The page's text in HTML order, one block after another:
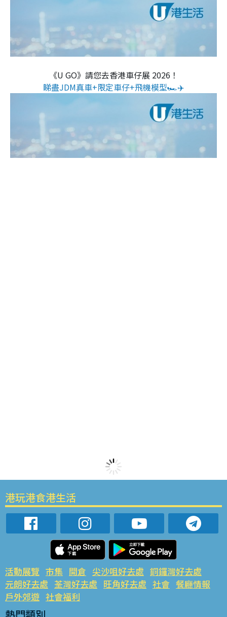
《U GO》請您去香港車仔展 2026！
睇盡JDM真車+限定車仔+飛機模型🏎️✈️
港玩港食港生活
活動展覽 市集 開倉 尖沙咀好去處 銅鑼灣好去處
元朗好去處 荃灣好去處 旺角好去處 社會 餐廳情報
戶外郊遊 社會福利